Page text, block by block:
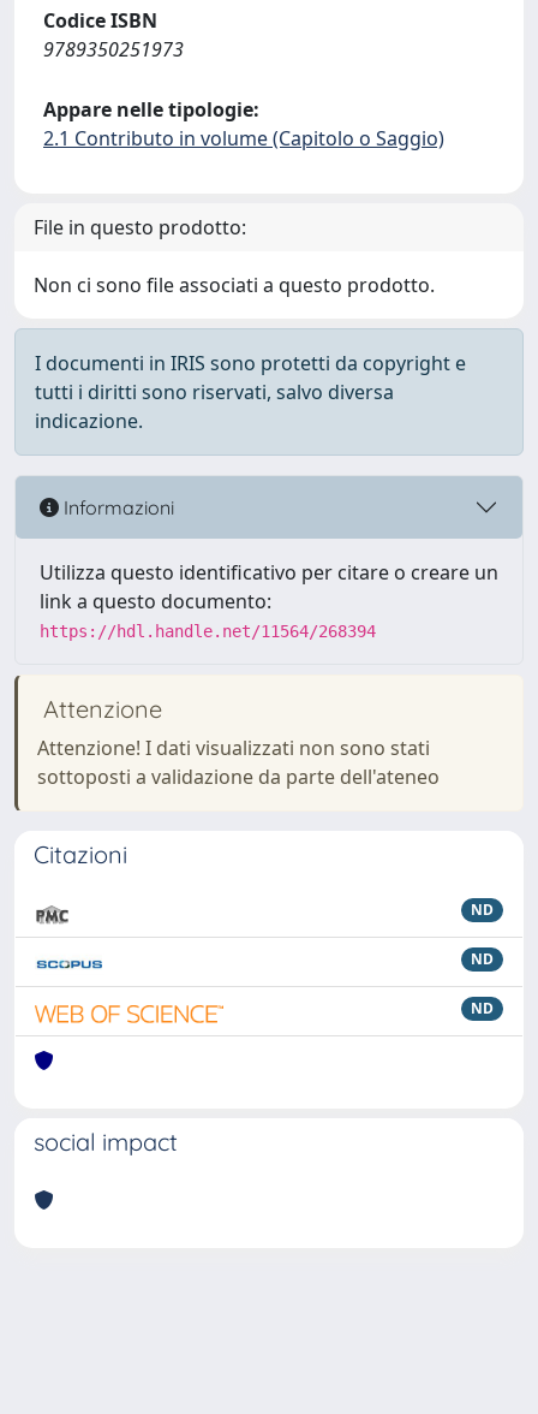
Codice ISBN
9789350251973
Appare nelle tipologie:
2.1 Contributo in volume (Capitolo o Saggio)
File in questo prodotto:
Non ci sono file associati a questo prodotto.
I documenti in IRIS sono protetti da copyright e
tutti i diritti sono riservati, salvo diversa
indicazione.
Informazioni
Utilizza questo identificativo per citare o creare un
link a questo documento:
https://hdl.handle.net/11564/268394
Attenzione
Attenzione! I dati visualizzati non sono stati
sottoposti a validazione da parte dell'ateneo
Citazioni
ND
ND
ND
social impact